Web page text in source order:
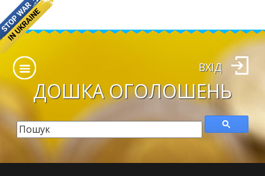
ДОШКАОГОЛОШЕНЬ
ВХІД